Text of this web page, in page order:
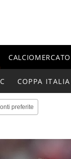
CALCIOMERCATO
COPPA ITALIA
preferite